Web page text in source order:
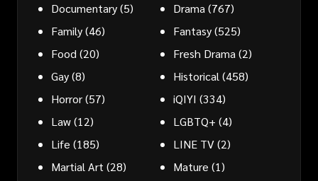
Documentary(5) Drama(767)
Family(46) Fantasy(525)
Food(20) Fresh Drama(2)
Gay(8) Historical(458)
Horror(57) iQIYI (334)
Law(12) LGBTQ+ (4)
Life (185) LINE TV(2)
Martial Art(28) Mature (1)